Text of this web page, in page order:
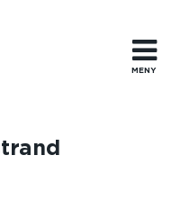
MENY